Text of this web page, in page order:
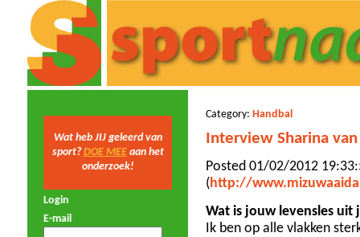
Wat heb JIJ geleerd van
sport?DOE MEEaan het
onderzoek!
Login
E-mail
Category: Handbal
Interview Sharina
Posted 01/02/2012
( http://
Wat is jouw levensles uit
Ik ben op alle vlakken